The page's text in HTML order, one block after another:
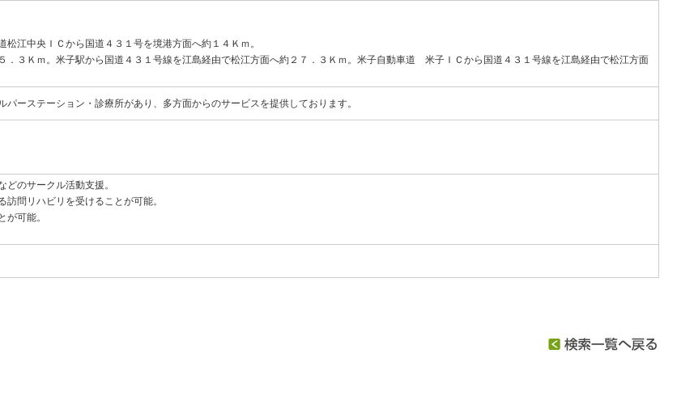
江中央ＩＣから国道４３１号を境港方面へ約１４Ｋｍ。
．３Ｋｍ。米子駅から国道４３１号線を江島経由で松江方面へ約２７．３Ｋｍ。米子自動車道 米子ＩＣから国道４３１号線を江島経由で松江方面
ーステーション・診療所があり、多方面からのサービスを提供しております。
どのサークル活動支援。
問リハビリを受けることが可能。
可能。